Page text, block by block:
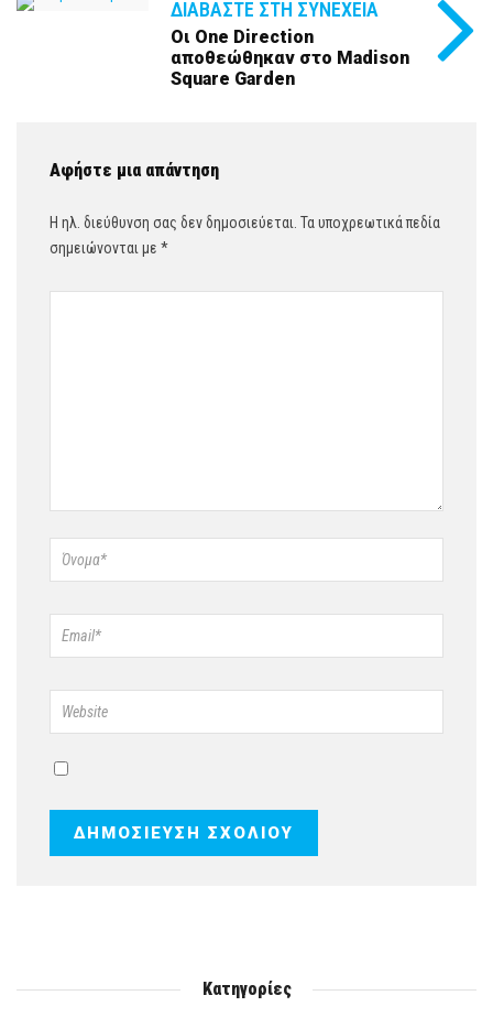
ΔΙΑΒΆΣΤΕ ΣΤΗ ΣΥΝΈΧΕΙΑ
Οι One Direction
αποθεώθηκαν στο Madison
Square Garden
Αφήστε μια απάντηση
Η ηλ. διεύθυνση σας δεν δημοσιεύεται. Τα υποχρεωτικά πεδία
σημειώνονται με *
Κατηγορίες